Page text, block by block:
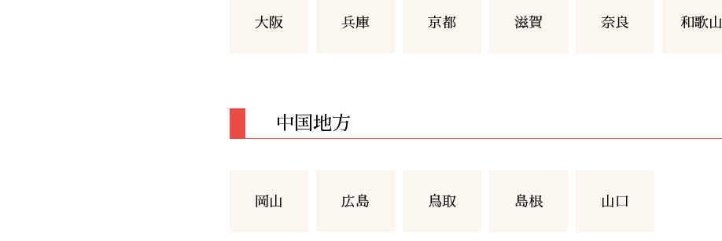
大阪 兵庫 京都 滋賀 奈良 和歌山
中国地方
岡山 広島 鳥取 島根 山口